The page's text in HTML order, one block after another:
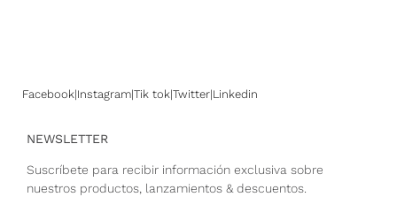
Facebook Instagram Tik tok Twitter Linkedin
NEWSLETTER
Suscríbete para recibir información exclusiva sobre
nuestros productos, lanzamientos & descuentos.